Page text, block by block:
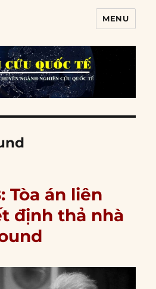
MENU
Tòa án liên
định thả nhà